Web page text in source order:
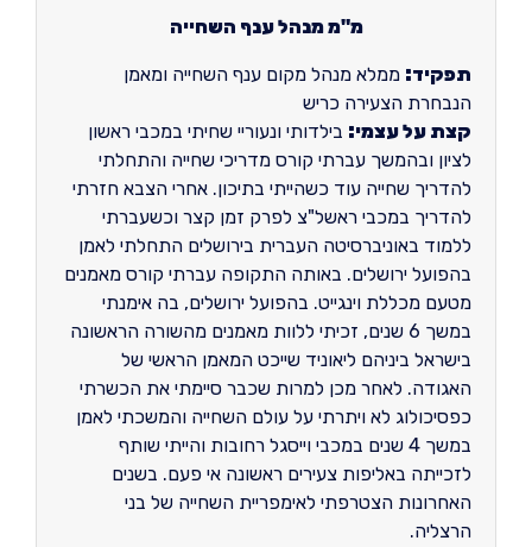
מ"מ מנהל ענף השחייה
תפקיד: ממלא מנהל מקום ענף השחייה ומאמן
הנבחרת הצעירה כריש
קצת על עצמי: בילדותי ונעוריי שחיתי במכבי ראשון
לציון ובהמשך עברתי קורס מדריכי שחייה והתחלתי
להדריך שחייה עוד כשהייתי בתיכון. אחרי הצבא חזרתי
להדריך במכבי ראשל"צ לפרק זמן קצר וכשעברתי
ללמוד באוניברסיטה העברית בירושלים התחלתי לאמן
בהפועל ירושלים. באותה התקופה עברתי קורס מאמנים
מטעם מכללת וינגייט. בהפועל ירושלים, בה אימנתי
במשך 6 שנים, זכיתי ללוות מאמנים מהשורה הראשונה
בישראל ביניהם ליאוניד שייכט המאמן הראשי של
האגודה. לאחר מכן למרות שכבר סיימתי את הכשרתי
כפסיכולוג לא ויתרתי על עולם השחייה והמשכתי לאמן
במשך 4 שנים במכבי וייסגל רחובות והייתי שותף
לזכייתה באליפות צעירים ראשונה אי פעם. בשנים
האחרונות הצטרפתי לאימפריית השחייה של בני
הרצליה.